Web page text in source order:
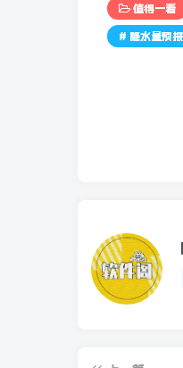
为灰烬；
值得一看
# 降水量预报